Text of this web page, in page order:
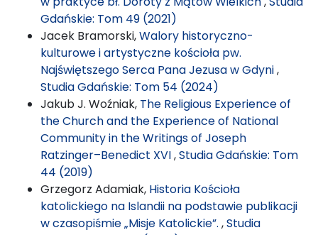
Gdańskie: Tom 49 (2021)
Jacek Bramorski,Walory historyczno-
kulturowe i artystyczne kościoła pw.
Najświętszego Serca Pana Jezusa w Gdyni,
Studia Gdańskie: Tom 54 (2024)
Jakub J. Woźniak, The Religious Experience of
the Church and the Experience of National
Community in the Writings of Joseph
Ratzinger–Benedict XVI,Studia Gdańskie: Tom
44 (2019)
Grzegorz Adamiak, Historia Kościoła
katolickiego na Islandii na podstawie publikacji
w czasopiśmie „Misje Katolickie”. ,Studia